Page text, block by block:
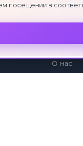
О
О нас
Отзывы
посещении в